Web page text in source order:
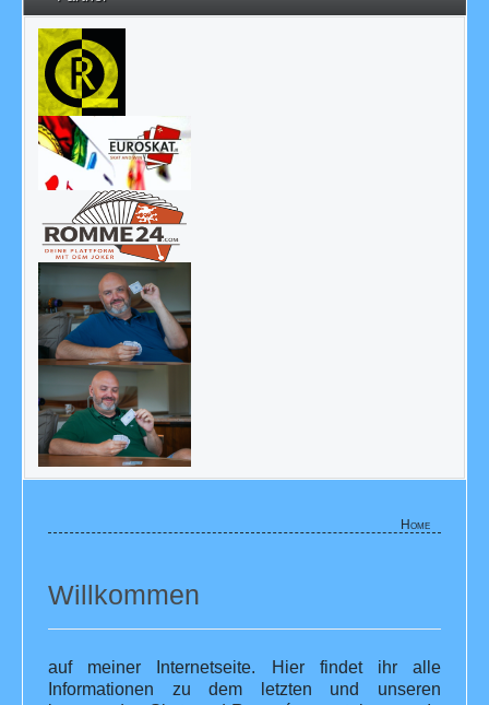
Home
Willkommen
auf meiner Internetseite. Hier findet ihr alle
Informationen zu dem letzten und unseren